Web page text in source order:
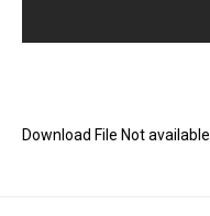
Download File Not available